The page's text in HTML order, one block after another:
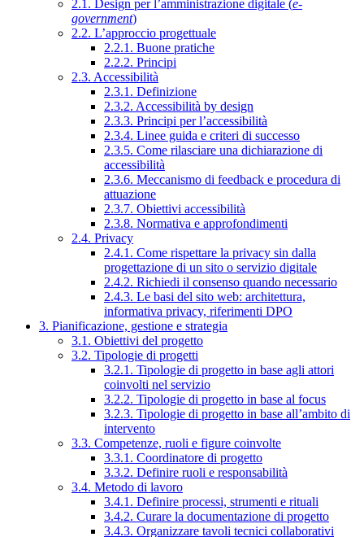
2.1. Design per l’amministrazione digitale (e-
government)
2.2. L’approccio progettuale
2.2.1. Buone pratiche
2.2.2. Principi
2.3. Accessibilità
2.3.1. Definizione
2.3.2. Accessibilità by design
2.3.3. Principi per l’accessibilità
2.3.4. Linee guida e criteri di successo
2.3.5. Come rilasciare una dichiarazione di
accessibilità
2.3.6. Meccanismo di feedback e procedura di
attuazione
2.3.7. Obiettivi accessibilità
2.3.8. Normativa e approfondimenti
2.4. Privacy
2.4.1. Come rispettare la privacy sin dalla
progettazione di un sito o servizio digitale
2.4.2. Richiedi il consenso quando necessario
2.4.3. Le basi del sito web: architettura,
informativa privacy, riferimenti DPO
3. Pianificazione, gestione e strategia
3.1. Obiettivi del progetto
3.2. Tipologie di progetti
3.2.1. Tipologie di progetto in base agli attori
coinvolti nel servizio
3.2.2. Tipologie di progetto in base al focus
3.2.3. Tipologie di progetto in base all’ambito di
intervento
3.3. Competenze, ruoli e figure coinvolte
3.3.1. Coordinatore di progetto
3.3.2. Definire ruoli e responsabilità
3.4. Metodo di lavoro
3.4.1. Definire processi, strumenti e rituali
3.4.2. Curare la documentazione di progetto
3.4.3. Organizzare tavoli tecnici collaborativi